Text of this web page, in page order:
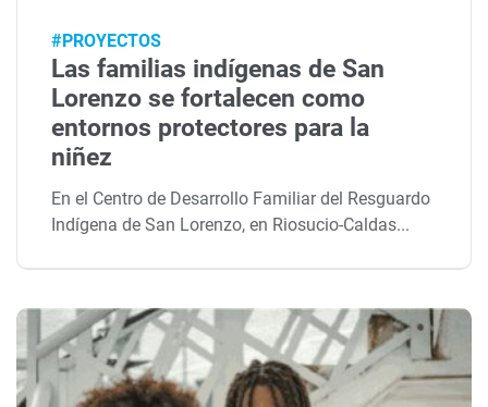
#PROYECTOS
Las familias indígenas de San
Lorenzo se fortalecen como
entornos protectores para la
niñez
En el Centro de Desarrollo Familiar del Resguardo
Indígena de San Lorenzo, en Riosucio-Caldas...